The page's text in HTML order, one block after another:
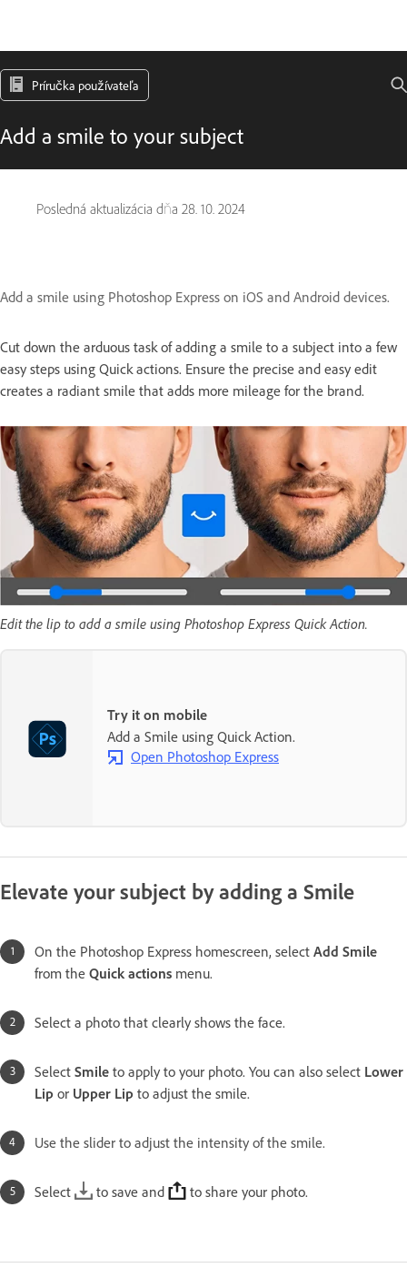
Príručka používateľa
Add a smile to your subject
Posledná aktualizácia dňa 28. 10. 2024
Add a smile using Photoshop Express on iOS and Android devices.
Cut down the arduous task of adding a smile to a subject into a few
easy steps using Quick actions. Ensure the precise and easy edit
creates a radiant smile that adds more mileage for the brand.
Edit the lip to add a smile using Photoshop Express Quick Action.
Try it on mobile
Add a Smile using Quick Action.
Open Photoshop Express
Elevate your subject by adding a Smile
On the Photoshop Express homescreen, select Add Smile
from the Quick actions menu.
Select a photo that clearly shows the face.
Select Smile to apply to your photo. You can also select Lower
Lip or Upper Lip to adjust the smile.
Use the slider to adjust the intensity of the smile.
Select to save and to share your photo.